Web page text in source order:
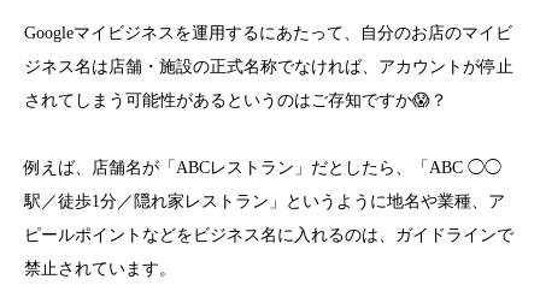
Googleマイビジネスを運用するにあたって、自分のお店のマイビ
ジネス名は店舗・施設の正式名称でなければ、アカウントが停止
されてしまう可能性があるというのはご存知ですか😱？
例えば、店舗名が「ABCレストラン」だとしたら、「ABC ◯◯
駅／徒歩1分／隠れ家レストラン」というように地名や業種、ア
ピールポイントなどをビジネス名に入れるのは、ガイドラインで
禁止されています。